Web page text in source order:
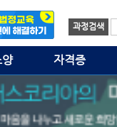
과정검색
양 자격증